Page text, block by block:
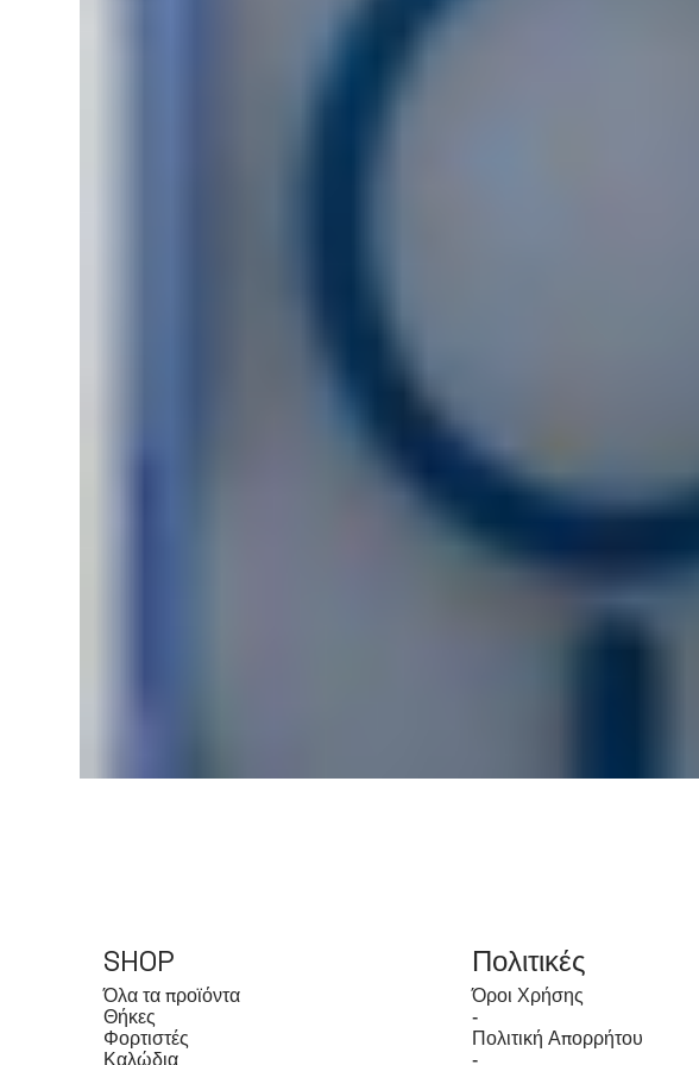
SHOP
Όλα τα προϊόντα
Θήκες
Φορτιστές
Καλώδια
Πολιτικές
Όροι Χρήσης
-
Πολιτική Απορρήτου
-